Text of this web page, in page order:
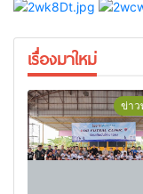
เรื่องมาใหม่
ข่าว